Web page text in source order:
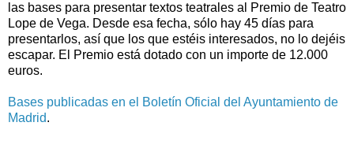
las bases para presentar textos teatrales al Premio de Teatro
Lope de Vega. Desde esa fecha, sólo hay 45 días para
presentarlos, así que los que estéis interesados, no lo dejéis
escapar. El Premio está dotado con un importe de 12.000
euros.
Bases publicadas en el Boletín Oficial del Ayuntamiento de
Madrid.